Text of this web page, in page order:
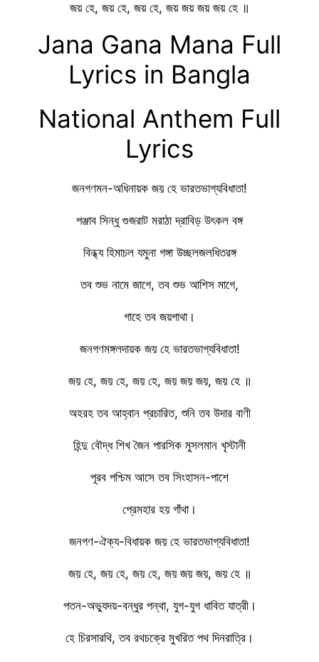
জয় হে, জয় হে, জয় হে, জয় জয় জয় জয় হে ॥
Jana Gana Mana Full
Lyrics in Bangla
National Anthem Full
Lyrics
জনগণমন-অধিনায়ক জয় হে ভারতভাগ্যবিধাতা!
পঞ্জাব সিন্ধু গুজরাট মরাঠা দ্রাবিড় উৎকল বঙ্গ
বিন্ধ্য হিমাচল যমুনা গঙ্গা উচ্ছলজলধিতরঙ্গ
তব শুভ নামে জাগে, তব শুভ আশিস মাগে,
গাহে তব জয়গাথা।
জনগণমঙ্গলদায়ক জয় হে ভারতভাগ্যবিধাতা!
জয় হে, জয় হে, জয় হে, জয় জয় জয়, জয় হে ॥
অহরহ তব আহ্বান প্রচারিত, শুনি তব উদার বাণী
হিন্দু বৌদ্ধ শিখ জৈন পারসিক মুসলমান খৃস্টানী
পূরব পশ্চিম আসে তব সিংহাসন-পাশে
প্রেমহার হয় গাঁথা।
জনগণ-ঐক্য-বিধায়ক জয় হে ভারতভাগ্যবিধাতা!
জয় হে, জয় হে, জয় হে, জয় জয় জয়, জয় হে ॥
পতন-অভ্যুদয়-বন্ধুর পন্থা, যুগ-যুগ ধাবিত যাত্রী।
হে চিরসারথি, তব রথচক্রে মুখরিত পথ দিনরাত্রি।